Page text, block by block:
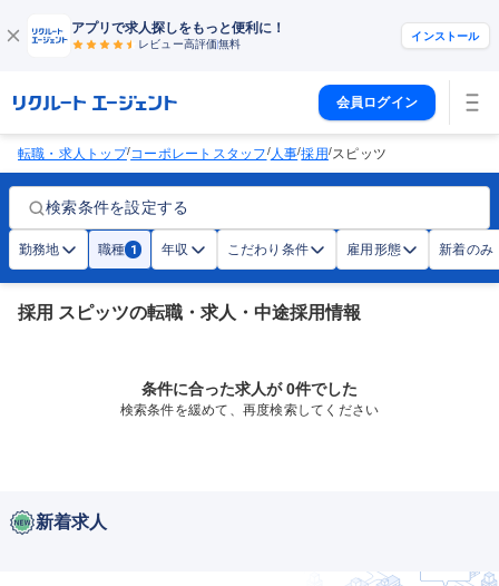
アプリで求人探しをもっと便利に！
レビュー高評価無料
インストール
会員ログイン
転職・求人トップ/コーポレートスタッフ/人事/採用/スピッツ
検索条件を設定する
勤務地 職種 1 年収 こだわり条件 雇用形態 新着のみ
採用 スピッツの転職・求人・中途採用情報
条件に合った求人が 0件でした
検索条件を緩めて、再度検索してください
新着求人